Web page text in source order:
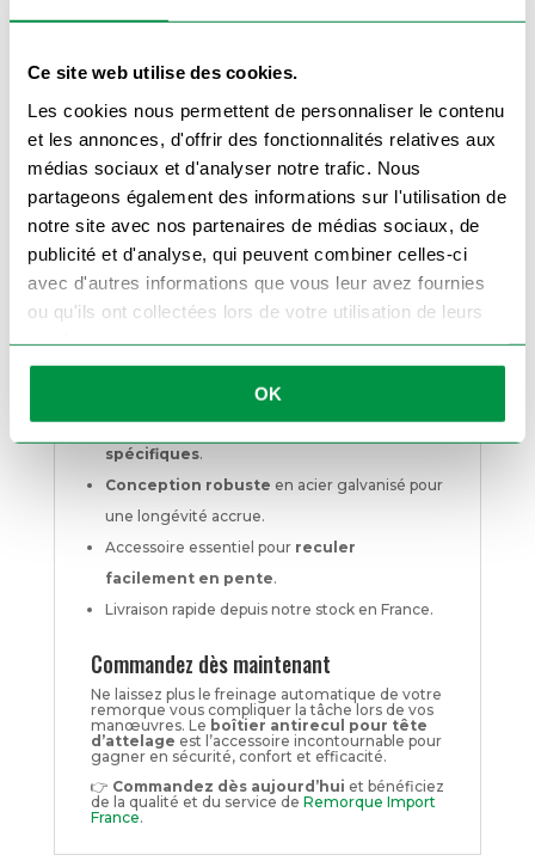
Ce site web utilise des cookies.
Les cookies nous permettent de personnaliser le contenu
et les annonces, d'offrir des fonctionnalités relatives aux
médias sociaux et d'analyser notre trafic. Nous
partageons également des informations sur l'utilisation de
notre site avec nos partenaires de médias sociaux, de
publicité et d'analyse, qui peuvent combiner celles-ci
avec d'autres informations que vous leur avez fournies
ou qu'ils ont collectées lors de votre utilisation de leurs
services.
OK
urbaine ou sur terrain privé.
Un accessoire robuste et durable
Fabriqué en acier galvanisé, le boîtier antirecul
bénéficie d’une excellente résistance à la
corrosion et aux chocs. Sa conception simple
mais efficace en fait un accessoire fiable,
capable de supporter une utilisation régulière et
intensive. Que vous soyez un particulier ou un
remorque, cet accessoire constitue un
investissement indispensable pour votre
sécurité et votre confort.
Pourquoi choisir ce boîtier antirecul ?
Installation rapide et sans outils
spécifiques.
Conception robuste en acier galvanisé pour
une longévité accrue.
Accessoire essentiel pour reculer
facilement en pente.
Livraison rapide depuis notre stock en France.
Commandez dès maintenant
Ne laissez plus le freinage automatique de votre
remorque vous compliquer la tâche lors de vos
manœuvres. Le boîtier antirecul pour tête
d’attelage est l’accessoire incontournable pour
gagner en sécurité, confort et efficacité.
👉 Commandez dès aujourd’hui et bénéficiez
de la qualité et du service de Remorque Import
France.